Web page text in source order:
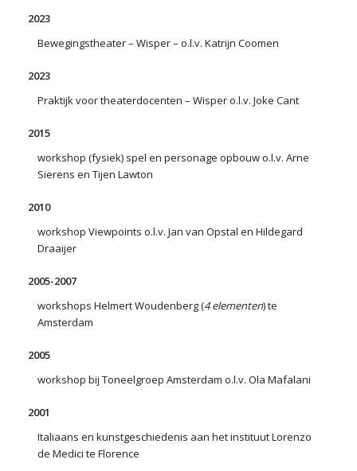
2023
Bewegingstheater – Wisper – o.l.v. Katrijn Coomen
2023
Praktijk voor theaterdocenten – Wisper o.l.v. Joke Cant
2015
workshop (fysiek) spel en personage opbouw o.l.v. Arne
Sierens en Tijen Lawton
2010
workshop Viewpoints o.l.v. Jan van Opstal en Hildegard
Draaijer
2005-2007
workshops Helmert Woudenberg (4 elementen) te
Amsterdam
2005
workshop bij Toneelgroep Amsterdam o.l.v. Ola Mafalani
2001
Italiaans en kunstgeschiedenis aan het instituut Lorenzo
de Medici te Florence